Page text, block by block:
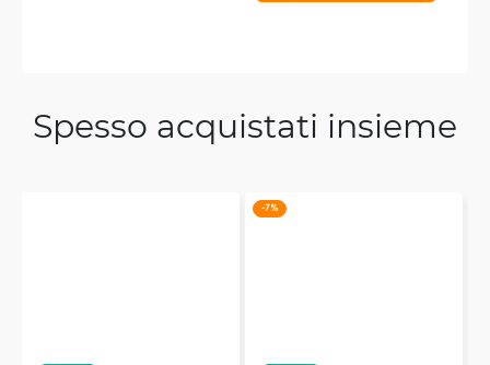
Spesso acquistati insieme
-7 %